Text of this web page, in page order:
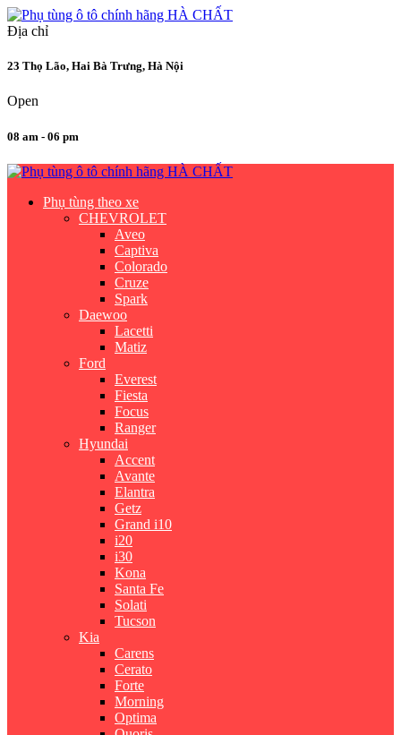
Địa chỉ
23 Thọ Lão, Hai Bà Trưng, Hà Nội
Open
08 am - 06 pm
Phụ tùng theo xe
CHEVROLET
Aveo
Captiva
Colorado
Cruze
Spark
Daewoo
Lacetti
Matiz
Ford
Everest
Fiesta
Focus
Ranger
Hyundai
Accent
Avante
Elantra
Getz
Grand i10
i20
i30
Kona
Santa Fe
Solati
Tucson
Kia
Carens
Cerato
Forte
Morning
Optima